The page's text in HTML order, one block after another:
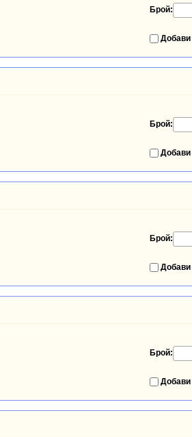
Брой:
Добави
Брой:
Добави
Брой:
Добави
Брой:
Добави